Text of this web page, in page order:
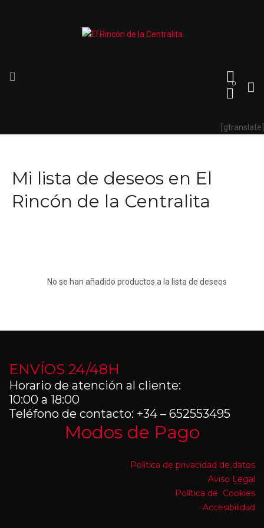
0
[gtranslate]
Mi lista de deseos en El
Rincón de la Centralita
No se han añadido productos a la lista de deseos
ENVÍOS 24/48H
Horario de atención al cliente:
10:00 a 18:00
Teléfono de contacto: +34 – 652553495
Modos de Pago
Política de privacidad de datos
Aviso Legal
Política de Cookies
Accesibilidad